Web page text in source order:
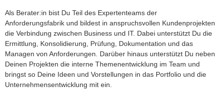
Als Berater:in bist Du Teil des Expertenteams der
Anforderungsfabrik und bildest in anspruchsvollen Kundenprojekten
die Verbindung zwischen Business und IT. Dabei unterstützt Du die
Ermittlung, Konsolidierung, Prüfung, Dokumentation und das
Managen von Anforderungen. Darüber hinaus unterstützt Du neben
Deinen Projekten die interne Themenentwicklung im Team und
bringst so Deine Ideen und Vorstellungen in das Portfolio und die
Unternehmensentwicklung mit ein.